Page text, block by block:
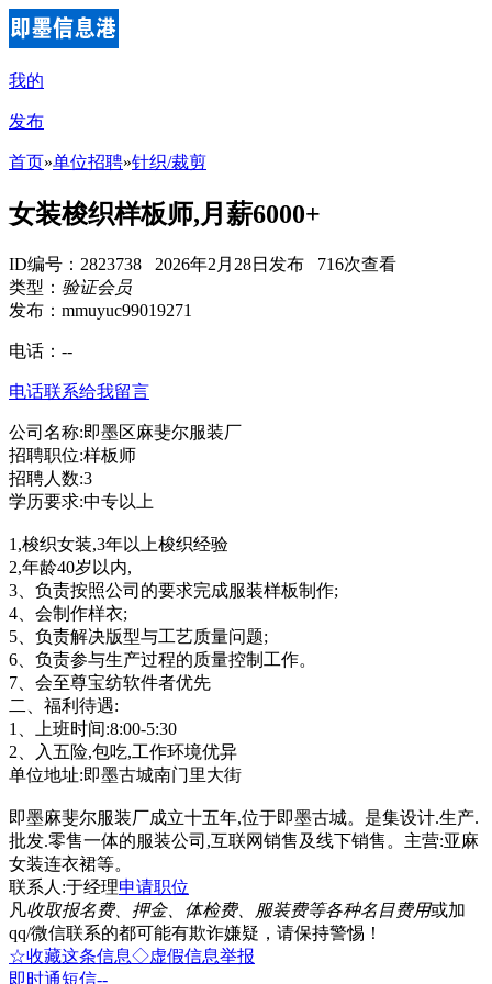
我的
发布
首页»单位招聘»针织/裁剪
女装梭织样板师,月薪6000+
ID编号：2823738 2026年2月28日发布 716次查看
类型： 验证会员
发布：mmuyuc99019271
电话： --
电话联系给我留言
公司名称:即墨区麻斐尔服装厂
招聘职位:样板师
招聘人数:3
学历要求:中专以上
1,梭织女装,3年以上梭织经验
2,年龄40岁以内,
3、负责按照公司的要求完成服装样板制作;
4、会制作样衣;
5、负责解决版型与工艺质量问题;
6、负责参与生产过程的质量控制工作。
7、会至尊宝纺软件者优先
二、福利待遇:
1、上班时间:8:00-5:30
2、入五险,包吃,工作环境优异
单位地址:即墨古城南门里大街
即墨麻斐尔服装厂成立十五年,位于即墨古城。是集设计.生产.
批发.零售一体的服装公司,互联网销售及线下销售。主营:亚麻
女装连衣裙等。
联系人:于经理申请职位
凡收取报名费、押金、体检费、服装费等各种名目费用或加
qq/微信联系的都可能有欺诈嫌疑，请保持警惕！
☆收藏这条信息◇虚假信息举报
即时通短信--